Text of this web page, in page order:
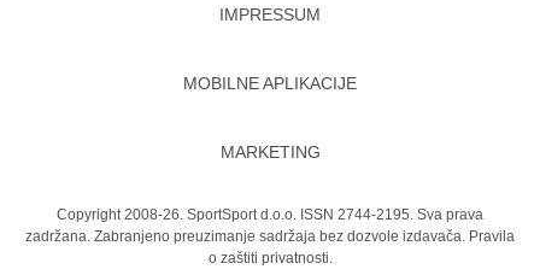
IMPRESSUM
MOBILNE APLIKACIJE
MARKETING
Copyright 2008-26. SportSport d.o.o. ISSN 2744-2195. Sva prava
zadržana. Zabranjeno preuzimanje sadržaja bez dozvole izdavača. Pravila
o zaštiti privatnosti.